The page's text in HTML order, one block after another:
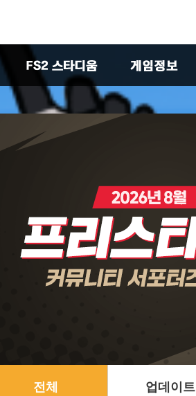
테스트 서버
초보자 가이드
전체 업데이트